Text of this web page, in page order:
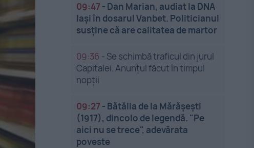
09:47 - Dan Marian, audiat la DNA
Iași în dosarul Vanbet. Politicianul
susține că are calitatea de martor
09:36 - Se schimbă traficul din jurul
Capitalei. Anunțul făcut în timpul
nopții
09:27 - Bătălia de la Mărășești
(1917), dincolo de legendă. "Pe
aici nu se trece", adevărata
poveste